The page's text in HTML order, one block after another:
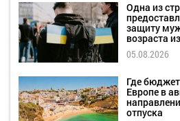
Одна из
защиту
возраста
05.08.2026
Где
Европе в
отпуска